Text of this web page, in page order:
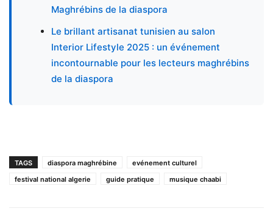
Maghrébins de la diaspora
Le brillant artisanat tunisien au salon
Interior Lifestyle 2025 : un événement
incontournable pour les lecteurs maghrébins
de la diaspora
TAGS diaspora maghrébine
evénement culturel
festival national algerie
guide pratique musique chaabi